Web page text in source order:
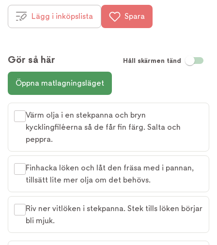
Lägg i inköpslista Spara
Gör så här Håll skärmen tänd
Öppna matlagningsläget
Värm olja i en stekpanna och bryn
kycklingfiléerna så de får fin färg. Salta och
peppra.
Finhacka löken och låt den fräsa med i pannan,
tillsätt lite mer olja om det behövs.
Riv ner vitlöken i stekpanna. Stek tills löken börjar
bli mjuk.